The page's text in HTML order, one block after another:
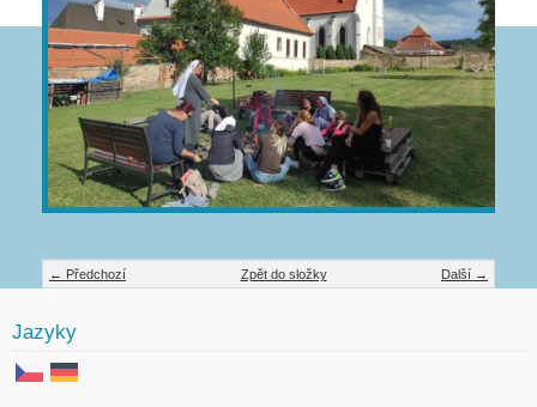
← Předchozí Další →
Zpět do složky
Jazyky